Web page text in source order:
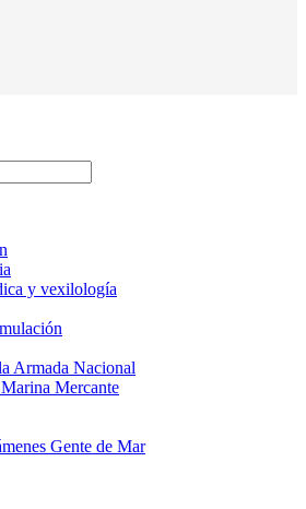
y vexilología
Armada Nacional
Mercante
Gente de Mar